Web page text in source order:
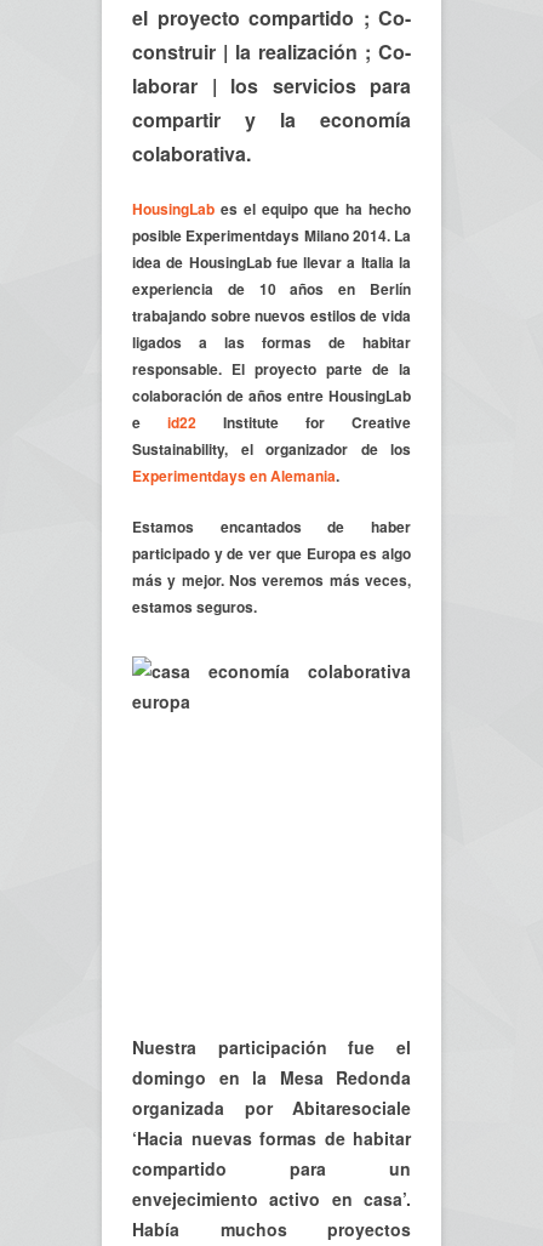
el proyecto compartido ; Co-
construir | la realización ; Co-
laborar | los servicios para
compartir y la economía
colaborativa.
HousingLab es el equipo que ha hecho
posible Experimentdays Milano 2014. La
idea de HousingLab fue llevar a Italia la
experiencia de 10 años en Berlín
trabajando sobre nuevos estilos de vida
ligados a las formas de habitar
responsable. El proyecto parte de la
colaboración de años entre HousingLab
e id22
Institute for Creative
Sustainability, el organizador de los
Experimentdays en Alemania.
Estamos encantados de haber
participado y de ver que Europa es algo
más y mejor. Nos veremos más veces,
estamos seguros.
Nuestra participación fue el
domingo en la Mesa Redonda
organizada por Abitaresociale
‘Hacia nuevas formas de habitar
compartido para un
envejecimiento activo en casa’.
Había muchos proyectos